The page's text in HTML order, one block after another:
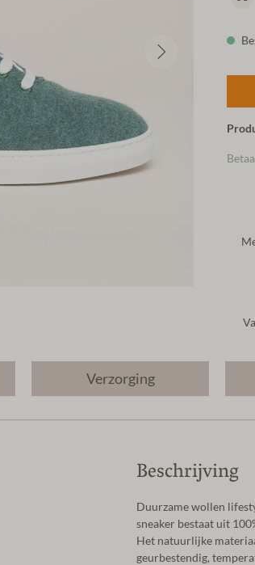
Verzorging
Beschrijving
Duurzame wollen
sneaker bestaat uit
Het natuurlijke
geurbestendig,